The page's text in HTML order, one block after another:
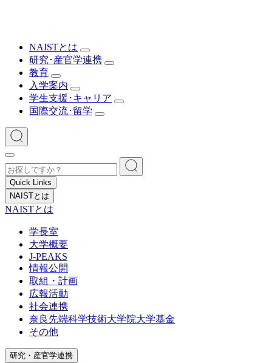
NAISTとは
研究･産官学連携
教育
入学案内
学生支援･キャリア
国際交流･留学
Quick Links
NAISTとは
NAISTとは
学長室
大学概要
J-PEAKS
情報公開
取組・計画
広報活動
社会連携
奈良先端科学技術大学院大学基金
その他
研究・産官学連携